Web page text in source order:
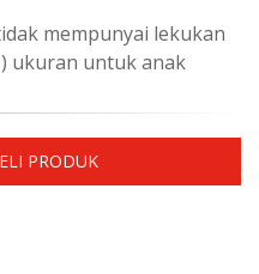
mempunyai lekukan
ukuran untuk anak
PRODUK